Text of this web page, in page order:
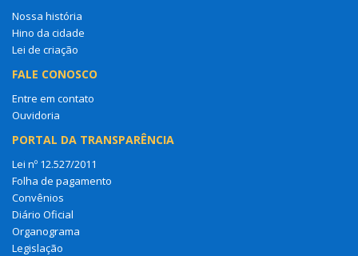
Nossa história
Hino da cidade
Lei de criação
FALE CONOSCO
Entre em contato
Ouvidoria
PORTAL DA TRANSPARÊNCIA
Lei nº 12.527/2011
Folha de pagamento
Convênios
Diário Oficial
Organograma
Legislação